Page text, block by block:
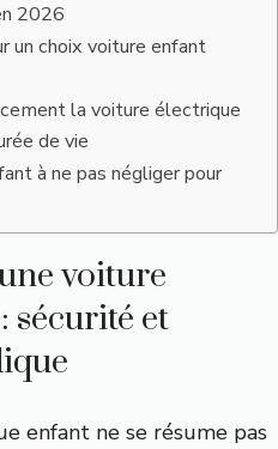
2026
un choix voiture enfant
la voiture électrique
de vie
à ne pas négliger pour
voiture
sécurité et
enfant ne se résume pas